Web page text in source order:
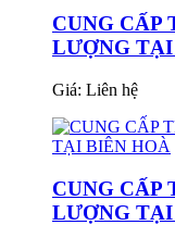
CUNG CẤP
LƯỢNG
Giá: Liên hệ
CUNG CẤP
LƯỢNG